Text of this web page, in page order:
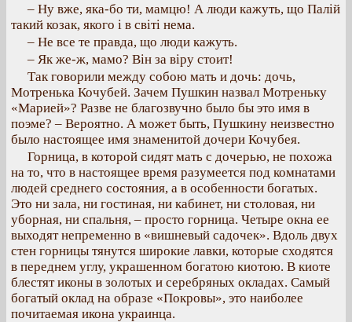
– Ну вже, яка-бо ти, мамцю! А люди кажуть, що Палій
такий козак, якого і в світі нема.
– Не все те правда, що люди кажуть.
– Як же-ж, мамо? Він за віру стоит!
Так говорили между собою мать и дочь: дочь,
Мотренька Кочубей. Зачем Пушкин назвал Мотреньку
«Марией»? Разве не благозвучно было бы это имя в
поэме? – Вероятно. А может быть, Пушкину неизвестно
было настоящее имя знаменитой дочери Кочубея.
Горница, в которой сидят мать с дочерью, не похожа
на то, что в настоящее время разумеется под комнатами
людей среднего состояния, а в особенности богатых.
Это ни зала, ни гостиная, ни кабинет, ни столовая, ни
уборная, ни спальня, – просто горница. Четыре окна ее
выходят непременно в «вишневый садочек». Вдоль двух
стен горницы тянутся широкие лавки, которые сходятся
в переднем углу, украшенном богатою киотою. В киоте
блестят иконы в золотых и серебряных окладах. Самый
богатый оклад на образе «Покровы», это наиболее
почитаемая икона украинца.